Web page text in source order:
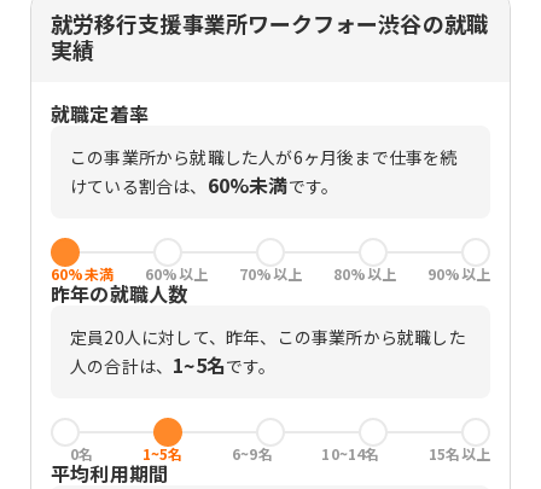
就労移行支援事業所ワークフォー渋谷の就職
実績
就職定着率
この事業所から就職した人が6ヶ月後まで仕事を続
けている割合は、 60%未満です。
60%未満 60%以上 70%以上 80%以上 90%以上
昨年の就職人数
定員20人に対して、昨年、この事業所から就職した
人の合計は、 1~5名です。
0名 1~5名 6~9名 10~14名 15名以上
平均利用期間